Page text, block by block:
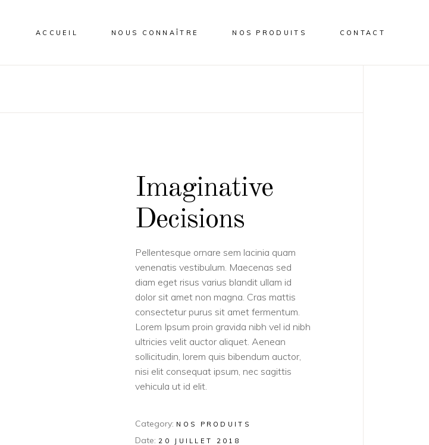
ACCUEIL NOUS CONNAÎTRE NOS PRODUITS CONTACT
Imaginative
Decisions
Pellentesque ornare sem lacinia quam
venenatis vestibulum. Maecenas sed
diam eget risus varius blandit ullam id
dolor sit amet non magna. Cras mattis
consectetur purus sit amet fermentum.
Lorem Ipsum proin gravida nibh vel id nibh
ultricies velit auctor aliquet. Aenean
sollicitudin, lorem quis bibendum auctor,
nisi elit consequat ipsum, nec sagittis
vehicula ut id elit.
Category: NOS PRODUITS
Date: 20 JUILLET 2018